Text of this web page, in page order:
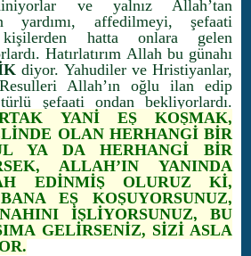
ve yalnız Allah’tan
yardımı, affedilmeyi, şefaati
hatta onlara gelen
Hatırlatırım Allah bu günahı
diyor. Yahudiler ve Hristiyanlar,
Allah’ın oğlu ilan edip
şefaati ondan bekliyorlardı.
YANİ EŞ KOŞMAK,
OLAN HERHANGİ BİR
YA DA HERHANGİ BİR
ALLAH’IN YANINDA
EDİNMİŞ OLURUZ Kİ,
EŞ KOŞUYORSUNUZ,
İŞLİYORSUNUZ, BU
GELİRSENİZ, SİZİ ASLA